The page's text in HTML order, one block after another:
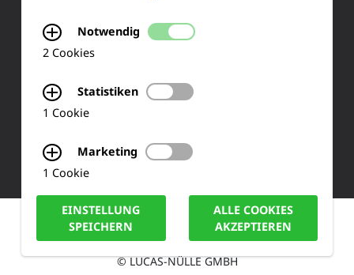
info@lucas-nuelle.de
© LUCAS-NÜLLE GMBH
IMPRESSUM DATENSCHUTZ COOKIE HINWEISE
Notwendig
2 Cookies
Statistiken
1 Cookie
Marketing
1 Cookie
EINSTELLUNG
SPEICHERN
ALLE COOKIES
AKZEPTIEREN